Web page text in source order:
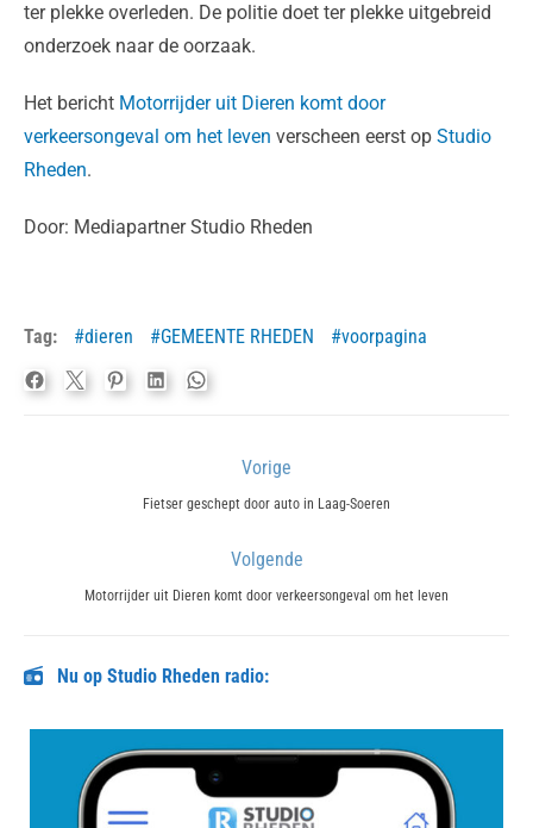
ter plekke overleden. De politie doet ter plekke uitgebreid
onderzoek naar de oorzaak.
Het bericht Motorrijder uit Dieren komt door
verkeersongeval om het leven verscheen eerst op Studio
Rheden.
Door: Mediapartner Studio Rheden
Tag: dieren GEMEENTE RHEDEN voorpagina
Vorige
Previous
Fietser geschept door auto in Laag-Soeren
Volgende
Next
Motorrijder uit Dieren komt door verkeersongeval om het leven
Nu op Studio Rheden radio: